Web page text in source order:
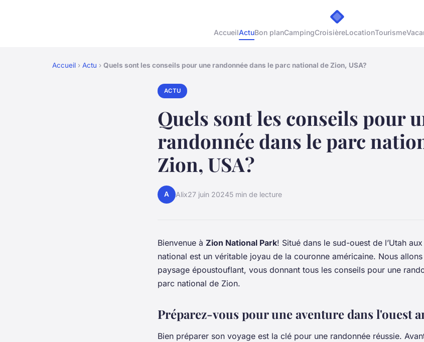
AccueilActuBon planCampingCroisièreLocationTourisme
Accueil › Actu › Quels sont les conseils pour une randonnée dans le parc national de Zion, USA?
ACTU
Quels sont les conseils pour
randonnée dans le parc
Zion, USA?
A Alix27 juin 20245 min de lecture
Bienvenue à Zion National Park! Situé dans le sud-ouest de l’Utah
national est un véritable joyau de la couronne américaine. Nous
paysage époustouflant, vous donnant tous les conseils pour une
parc national de Zion.
Préparez-vous pour une aventure dans l'ouest
Bien préparer son voyage est la clé pour une randonnée réussie.